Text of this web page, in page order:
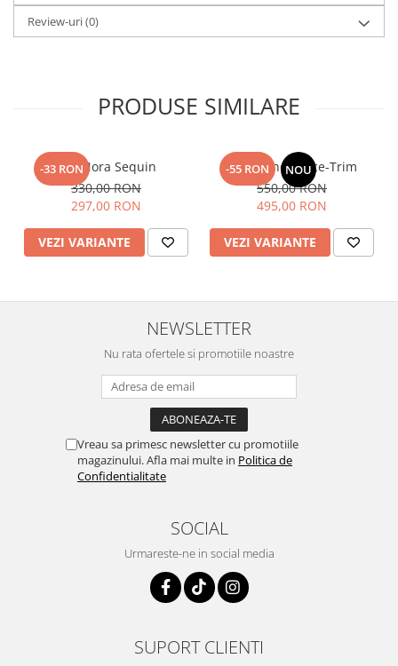
Review-uri(0)
PRODUSE SIMILARE
-33 RONTop Nora Sequin
330,00 RON
297,00 RON
VEZI VARIANTE
-55 RON NOU
Fusta Linen Lace-Trim
550,00 RON
495,00 RON
VEZI VARIANTE
NEWSLETTER
Nu rata ofertele si promotiile noastre
Vreau sa primesc newsletter cu promotiile
magazinului. Afla mai multe in Politica de
Confidentialitate
SOCIAL
Urmareste-ne in social media
SUPORT CLIENTI